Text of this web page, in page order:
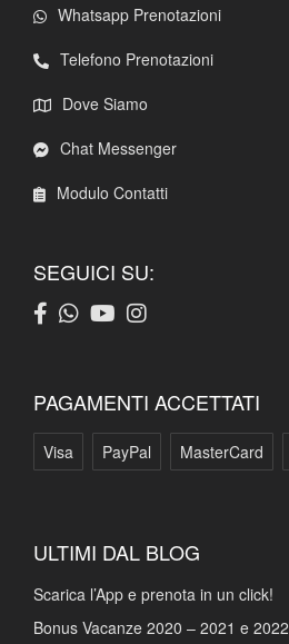
Whatsapp Prenotazioni
Telefono Prenotazioni
Dove Siamo
Chat Messenger
Modulo Contatti
SEGUICI SU:
PAGAMENTI ACCETTATI
Visa PayPal MasterCard
ULTIMI DAL BLOG
Scarica l’App e prenota in un click!
Bonus Vacanze 2020 – 2021 e 2022